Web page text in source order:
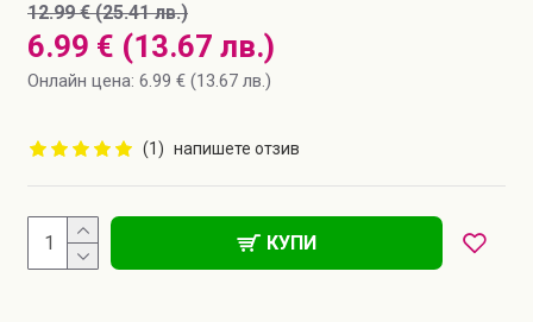
(1) напишете отзив
6.99 € (13.67 лв.)
12.99 € (25.41 лв.)
Онлайн цена: 6.99 € (13.67 лв.)
КУПИ